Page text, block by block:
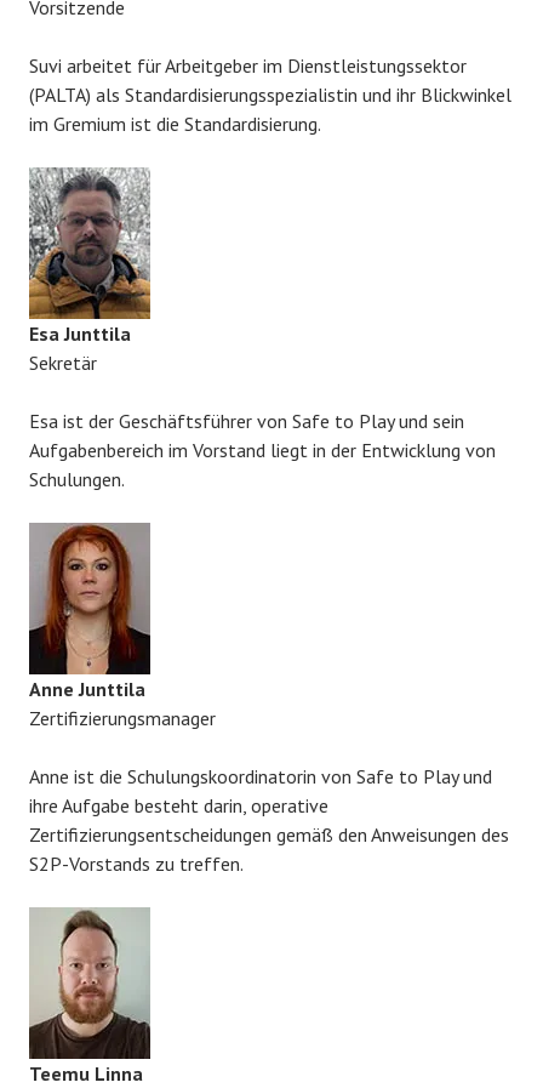
Vorsitzende
Suvi arbeitet für Arbeitgeber im Dienstleistungssektor
(PALTA) als Standardisierungsspezialistin und ihr Blickwinkel
im Gremium ist die Standardisierung.
Esa Junttila
Sekretär
Esa ist der Geschäftsführer von Safe to Play und sein
Aufgabenbereich im Vorstand liegt in der Entwicklung von
Schulungen.
Anne Junttila
Zertifizierungsmanager
Anne ist die Schulungskoordinatorin von Safe to Play und
ihre Aufgabe besteht darin, operative
Zertifizierungsentscheidungen gemäß den Anweisungen des
S2P-Vorstands zu treffen.
Teemu Linna